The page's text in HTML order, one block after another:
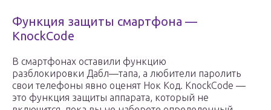
Функция защиты смартфона —
KnockCode
В смартфонах оставили функцию
разблокировки Дабл—тапа, а любители паролить
свои телефоны явно оценят Нок Код. KnockCode —
это функция защиты аппарата, который не